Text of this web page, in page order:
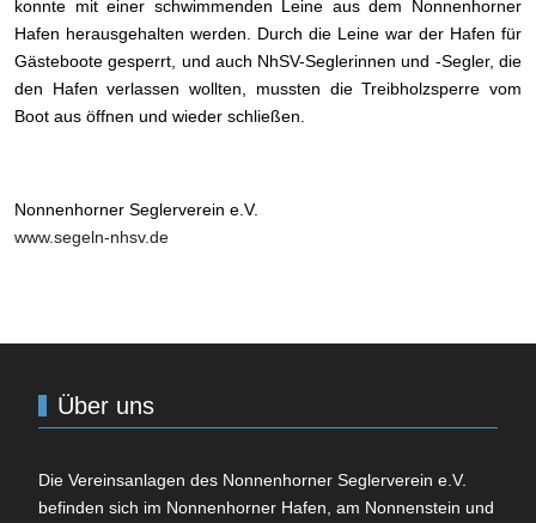
konnte mit einer schwimmenden Leine aus dem Nonnenhorner
Hafen herausgehalten werden. Durch die Leine war der Hafen für
Gästeboote gesperrt, und auch NhSV-Seglerinnen und -Segler, die
den Hafen verlassen wollten, mussten die Treibholzsperre vom
Boot aus öffnen und wieder schließen.
Nonnenhorner Seglerverein e.V.
www.segeln-nhsv.de
Über uns
Die Vereinsanlagen des Nonnenhorner Seglerverein e.V.
befinden sich im Nonnenhorner Hafen, am Nonnenstein und